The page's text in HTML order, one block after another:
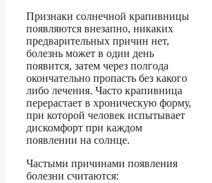
Признаки солнечной крапивницы
появляются внезапно, никаких
предварительных причин нет,
болезнь может в один день
появится, затем через полгода
окончательно пропасть без какого
либо лечения. Часто крапивница
перерастает в хроническую форму,
при которой человек испытывает
дискомфорт при каждом
появлении на солнце.
Частыми причинами появления
болезни считаются: